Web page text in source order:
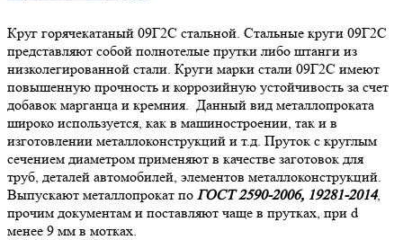
Круг горячекатаный 09Г2С стальной. Стальные круги 09Г2С
представляют собой полнотелые прутки либо штанги из
низколегированной стали. Круги марки стали 09Г2С имеют
повышенную прочность и коррозийную устойчивость за счет
добавок марганца и кремния. Данный вид металлопроката
широко используется, как в машиностроении, так и в
изготовлении металлоконструкций и т.д. Пруток с круглым
сечением диаметром применяют в качестве заготовок для
труб, деталей автомобилей, элементов металлоконструкций.
Выпускают металлопрокат по ГОСТ 2590-2006, 19281-2014,
прочим документам и поставляют чаще в прутках, при d
менее 9 мм в мотках.